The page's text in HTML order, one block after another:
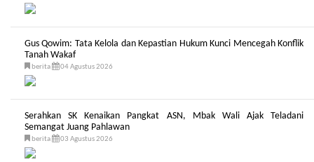
Gus Qowim: Tata Kelola dan Kepastian Hukum Kunci Mencegah Konflik
Tanah Wakaf
berita 04 Agustus 2026
Serahkan SK Kenaikan Pangkat ASN, Mbak Wali Ajak Teladani
Semangat Juang Pahlawan
berita 03 Agustus 2026